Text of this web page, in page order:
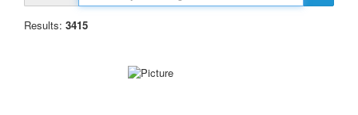
Results: 3415